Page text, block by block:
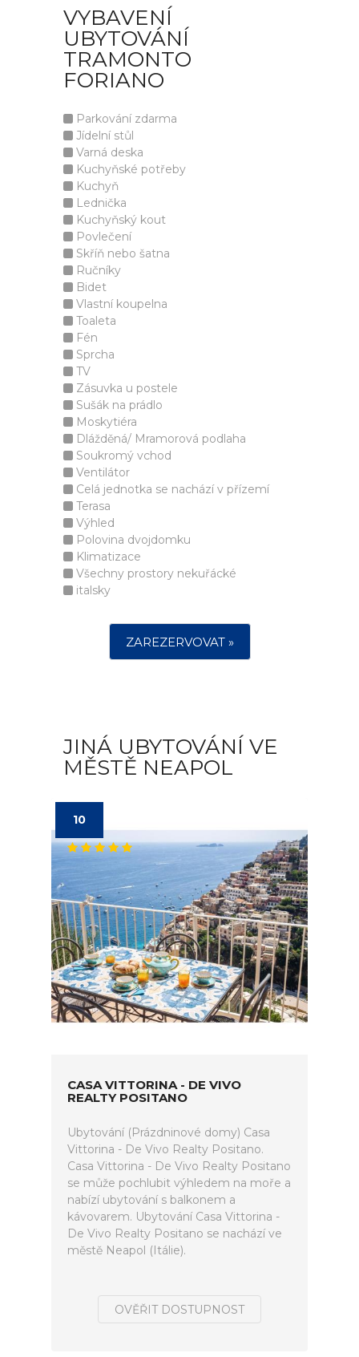
VYBAVENÍ
UBYTOVÁNÍ
TRAMONTO
FORIANO
Parkování zdarma
Jídelní stůl
Varná deska
Kuchyňské potřeby
Kuchyň
Lednička
Kuchyňský kout
Povlečení
Skříň nebo šatna
Ručníky
Bidet
Vlastní koupelna
Toaleta
Fén
Sprcha
TV
Zásuvka u postele
Sušák na prádlo
Moskytiéra
Dlážděná/ Mramorová podlaha
Soukromý vchod
Ventilátor
Celá jednotka se nachází v přízemí
Terasa
Výhled
Polovina dvojdomku
Klimatizace
Všechny prostory nekuřácké
italsky
ZAREZERVOVAT »
JINÁ UBYTOVÁNÍ VE
MĚSTĚ NEAPOL
10
CASA VITTORINA - DE VIVO
REALTY POSITANO
Ubytování (Prázdninové domy) Casa
Vittorina - De Vivo Realty Positano.
Casa Vittorina - De Vivo Realty Positano
se může pochlubit výhledem na moře a
nabízí ubytování s balkonem a
kávovarem. Ubytování Casa Vittorina -
De Vivo Realty Positano se nachází ve
městě Neapol (Itálie).
OVĚŘIT DOSTUPNOST